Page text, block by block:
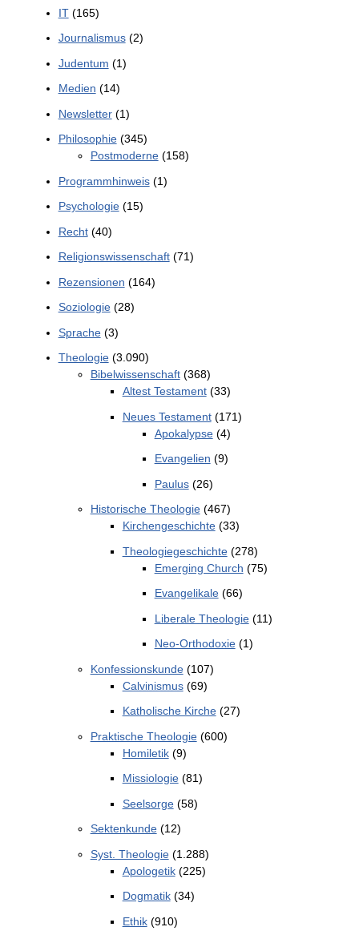
IT(165)
Journalismus(2)
Judentum (1)
Medien (14)
Newsletter(1)
Philosophie(345)
Postmoderne(158)
Programmhinweis(1)
Psychologie(15)
Recht(40)
Religionswissenschaft(71)
Rezensionen (164)
Soziologie(28)
Sprache(3)
Theologie(3.090)
Bibelwissenschaft(368)
Altest Testament(33)
Neues Testament(171)
Apokalypse(4)
Evangelien (9)
Paulus(26)
Historische Theologie(467)
Kirchengeschichte(33)
Theologiegeschichte(278)
Emerging Church (75)
Evangelikale(66)
Liberale Theologie(11)
Neo-Orthodoxie(1)
Konfessionskunde(107)
Calvinismus(69)
Katholische Kirche(27)
Praktische Theologie(600)
Homiletik(9)
Missiologie(81)
Seelsorge(58)
Sektenkunde(12)
Syst. Theologie(1.288)
Apologetik(225)
Dogmatik(34)
Ethik(910)